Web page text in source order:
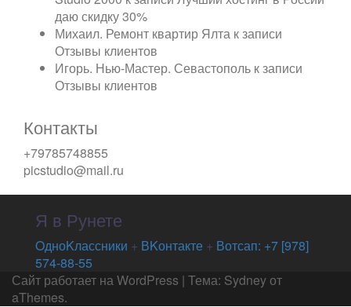
даю скидку 30%
Михаил. Ремонт квартир Ялта к записи
Отзывы клиентов
Игорь. Нью-Мастер. Севастополь к записи
Отзывы клиентов
Контакты
+79785748855
picstudio@mail.ru
Я в Рунете
OдноKлассники + ВKонтакте + Вотсап: +7 [978]
574-88-55
Сайт работает на WordPress | Тема: Sydney от
aThemes.